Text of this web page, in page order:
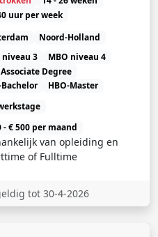
uur per week
Noord-Holland
niveau 3
MBO niveau 4
Degree
Bachelor
HBO-Master
- € 500 per maand
van opleiding en
of Fulltime
tot 30-4-2026